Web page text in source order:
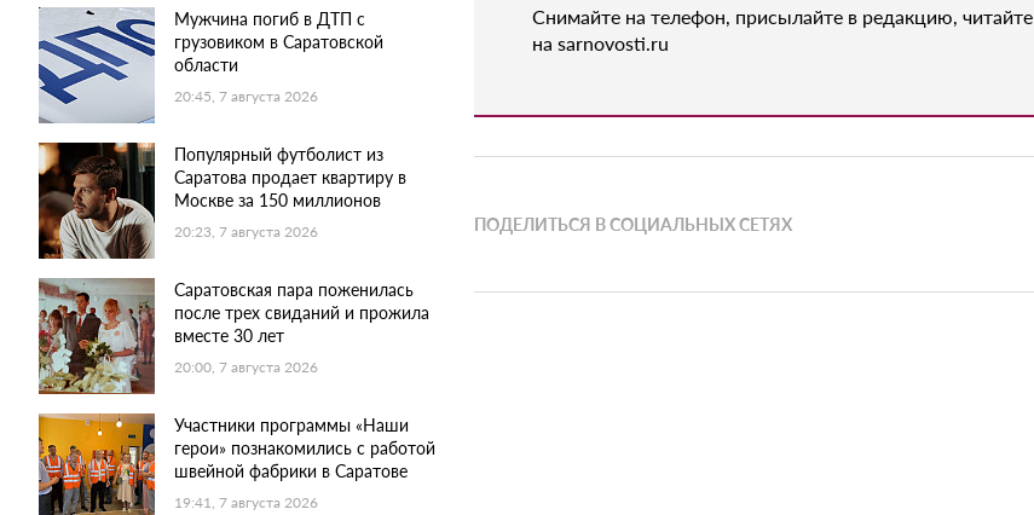
Мужчина погиб в ДТП с
грузовиком в Саратовской
области
20:45, 7 августа 2026
Популярный футболист из
Саратова продает квартиру в
Москве за 150 миллионов
20:23, 7 августа 2026
Саратовская пара поженилась
после трех свиданий и прожила
вместе 30 лет
20:00, 7 августа 2026
Участники программы «Наши
герои» познакомились с работой
швейной фабрики в Саратове
19:41, 7 августа 2026
Снимайте на телефон, присылайте в редакцию, читайте
на sarnovosti.ru
ПОДЕЛИТЬСЯ В СОЦИАЛЬНЫХ СЕТЯХ